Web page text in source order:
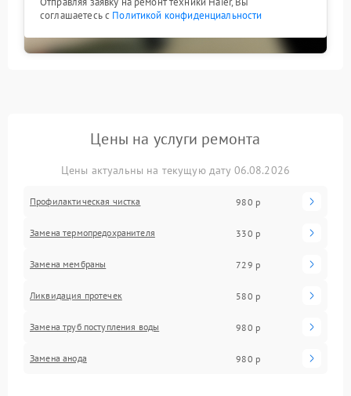
соглашаетесь с Политикой конфиденциальности
Цены на услуги ремонта
Цены актуальны на текущую дату 06.08.2026
Профилактическая чистка 980 р
Замена термопредохранителя 330 р
Замена мембраны 729 р
Ликвидация протечек 580 р
Замена труб поступления воды 980 р
Замена анода 980 р